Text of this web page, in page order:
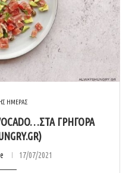
ΗΜΕΡΑΣ
ΓΡΉΓΟΡΑ
17/07/2021